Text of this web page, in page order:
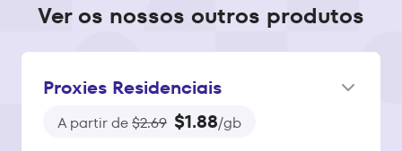
Ver os nossos outros produtos
Proxies Residenciais
A partir de$2.69 $1.88/gb